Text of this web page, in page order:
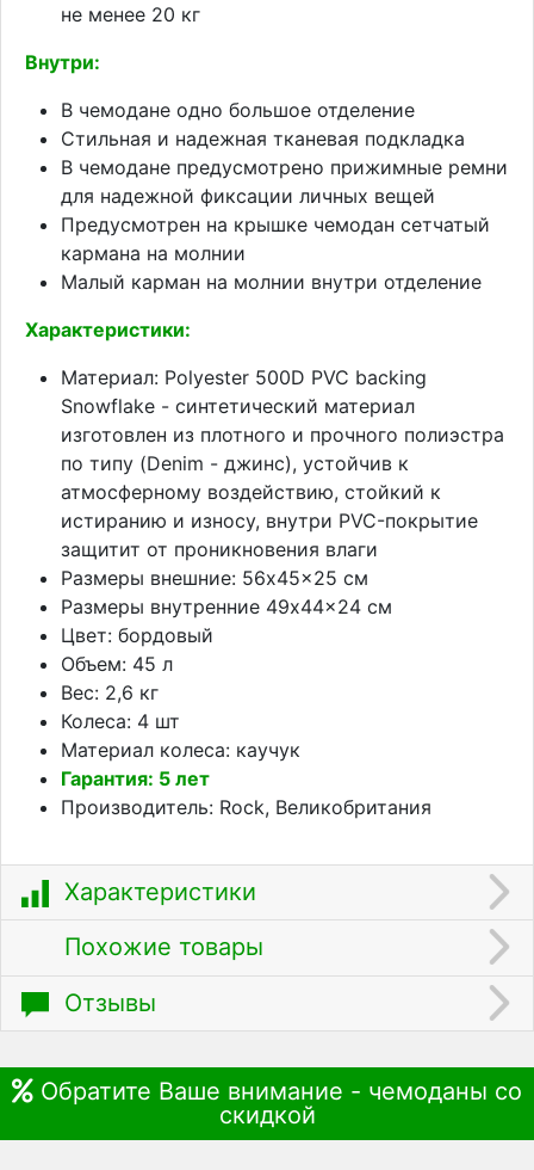
не менее 20 кг
Внутри:
В чемодане одно большое отделение
Стильная и надежная тканевая подкладка
В чемодане предусмотрено прижимные ремни
для надежной фиксации личных вещей
Предусмотрен на крышке чемодан сетчатый
кармана на молнии
Малый карман на молнии внутри отделение
Характеристики:
Материал: Polyester 500D PVC backing
Snowflake - синтетический материал
изготовлен из плотного и прочного полиэстра
по типу (Denim - джинс), устойчив к
атмосферному воздействию, стойкий к
истиранию и износу, внутри PVC-покрытие
защитит от проникновения влаги
Размеры внешние: 56x45x25 см
Размеры внутренние 49x44x24 см
Цвет: бордовый
Объем: 45 л
Вес: 2,6 кг
Колеса: 4 шт
Материал колеса: каучук
Гарантия: 5 лет
Производитель: Rock, Великобритания
Характеристики
Похожие товары
Отзывы
Обратите Ваше внимание - чемоданы со
скидкой